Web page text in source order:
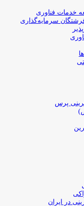
خدمات فناوری
سرمایه‌گذاری
پرس
در ایران